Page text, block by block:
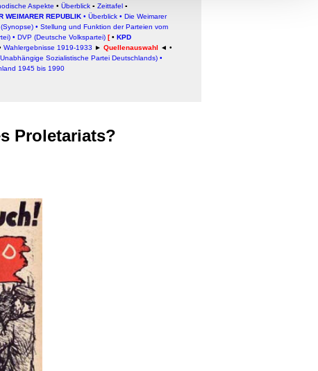
wir
Werbung
Daten
Aspekte • Überblick ▪ Zeittafel ▪
WEIMARER REPUBLIK • Überblick • Die Weimarer
• Stellung und Funktion der Parteien vom
• DVP (Deutsche Volkspartei) [• KPD
Wahlergebnisse 1919-1933 ► Quellenauswahl ◄ •
Sozialistische Partei Deutschlands) •
1945 bis 1990
Proletariats?